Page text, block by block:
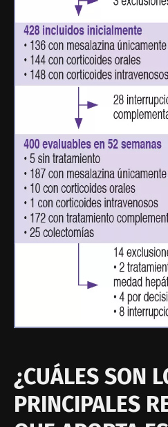
¿CUÁLES SON
PRINCIPALES